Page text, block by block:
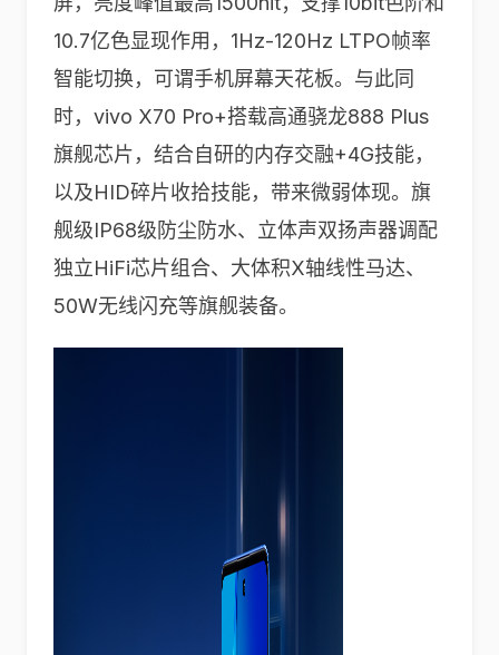
10.7亿色显现作用，1Hz-120Hz LTPO帧率
智能切换，可谓手机屏幕天花板。与此同
时，vivo X70 Pro+搭载高通骁龙888 Plus
旗舰芯片，结合自研的内存交融+4G技能，
以及HID碎片收拾技能，带来微弱体现。旗
舰级IP68级防尘防水、立体声双扬声器调配
独立HiFi芯片组合、大体积X轴线性马达、
50W无线闪充等旗舰装备。